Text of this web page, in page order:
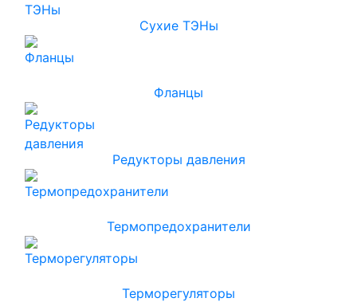
Сухие ТЭНы
Фланцы
Редукторы давления
Термопредохранители
Терморегуляторы